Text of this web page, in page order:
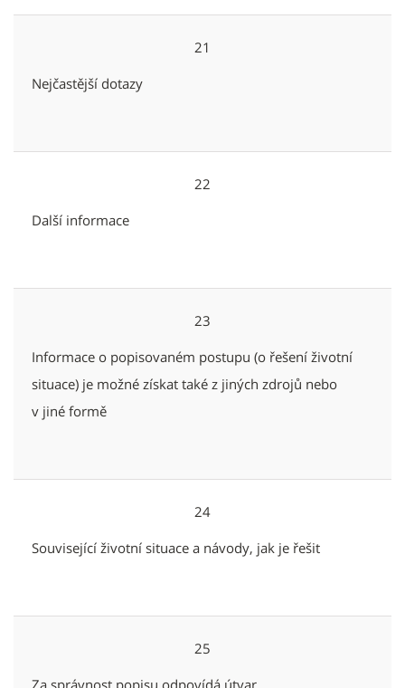
21
Nejčastější dotazy
22
Další informace
23
Informace o popisovaném postupu (o řešení životní
situace) je možné získat také z jiných zdrojů nebo
v jiné formě
24
Související životní situace a návody, jak je řešit
25
Za správnost popisu odpovídá útvar